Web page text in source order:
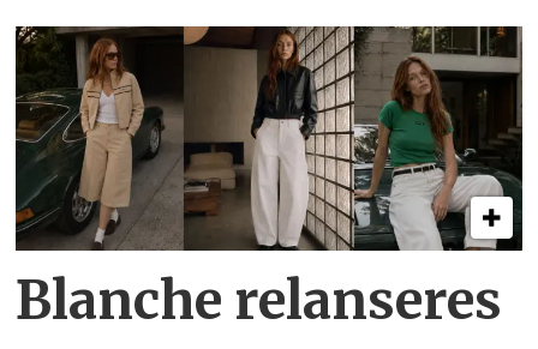
Blanche relanseres